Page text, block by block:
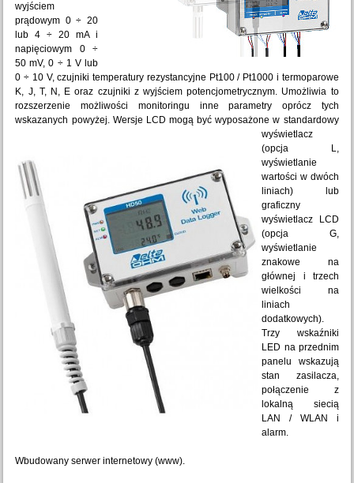
wyjściem
prądowym 0 ÷ 20
lub 4 ÷ 20 mA i
napięciowym 0 ÷
50 mV, 0 ÷ 1 V lub
0 ÷ 10 V, czujniki temperatury rezystancyjne Pt100 / Pt1000 i termoparowe
K, J, T, N, E oraz czujniki z wyjściem potencjometrycznym. Umożliwia to
rozszerzenie możliwości monitoringu inne parametry oprócz tych
wskazanych powyżej.Wersje LCD mogą być wyposażone w standardowy
wyświetlacz
(opcja L,
wyświetlanie
wartości w dwóch
liniach) lub
graficzny
wyświetlacz LCD
(opcja G,
wyświetlanie
znakowe na
głównej i trzech
wielkości na
liniach
dodatkowych).
Trzy wskaźniki
LED na przednim
panelu wskazują
stan zasilacza,
połączenie z
lokalną siecią
LAN / WLAN i
alarm.
Wbudowany serwer internetowy (www).